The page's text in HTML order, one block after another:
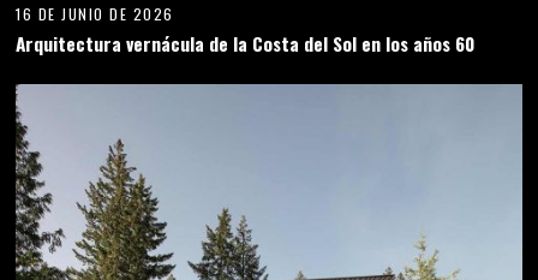
16 DE JUNIO DE 2026
Arquitectura vernácula de la Costa del Sol en los años 60